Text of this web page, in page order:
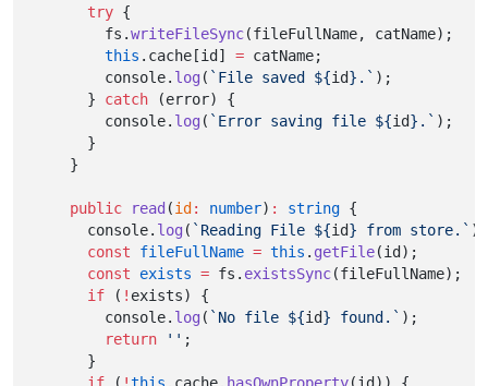
try {
      fs.
writeFileSync(fileFullName, catName);
this .cache[id] = catName;
      console.
log ( `File saved ${id}.` );
    }
catch (error) {
      console.
log ( `Error saving file ${id}.` );
    }
  }
public read (id : number) : string {
    console.
log ( `Reading File ${id} from store.` );
const
fileFullName = this . getFile(id);
const
exists = fs. existsSync(fileFullName);
if ( ! exists) {
      console.
log ( `No file ${id} found.` );
return
'' ;
    }